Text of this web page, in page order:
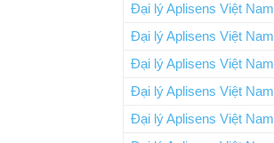
Đại lý Aplisens Việt Nam
Đại lý Aplisens Việt Nam
Đại lý Aplisens Việt Nam
Đại lý Aplisens Việt Nam
Đại lý Aplisens Việt Nam